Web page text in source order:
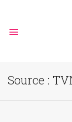
Source :